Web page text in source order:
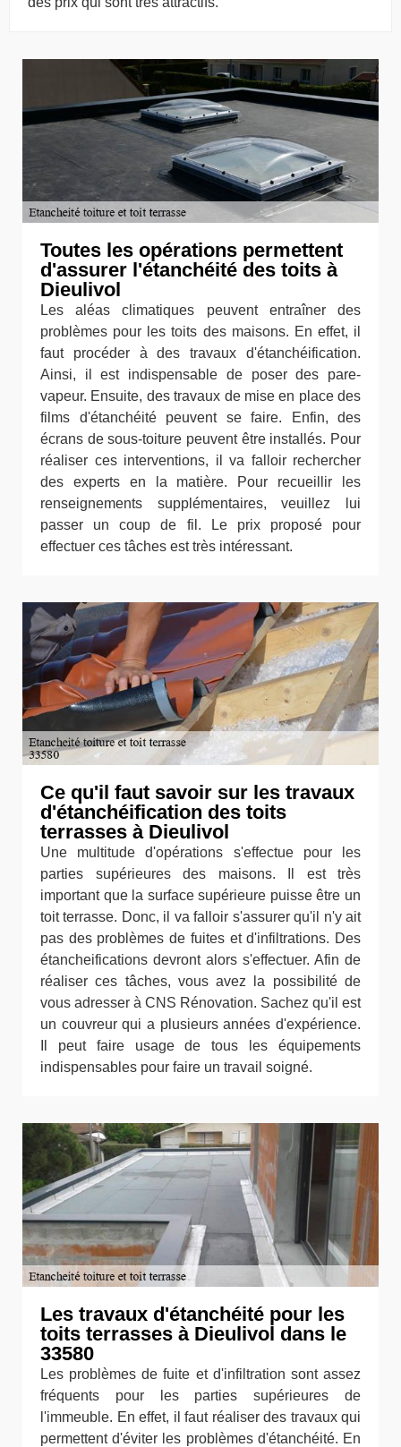
Toutes les opérations permettent
d'assurer l'étanchéité des toits à
Dieulivol
Les aléas climatiques peuvent entraîner des
problèmes pour les toits des maisons. En effet, il
faut procéder à des travaux d'étanchéification.
Ainsi, il est indispensable de poser des pare-
vapeur. Ensuite, des travaux de mise en place des
films d'étanchéité peuvent se faire. Enfin, des
écrans de sous-toiture peuvent être installés. Pour
réaliser ces interventions, il va falloir rechercher
des experts en la matière. Pour recueillir les
renseignements supplémentaires, veuillez lui
passer un coup de fil. Le prix proposé pour
effectuer ces tâches est très intéressant.
Ce qu'il faut savoir sur les travaux
d'étanchéification des toits
terrasses à Dieulivol
Une multitude d'opérations s'effectue pour les
parties supérieures des maisons. Il est très
important que la surface supérieure puisse être un
toit terrasse. Donc, il va falloir s'assurer qu'il n'y ait
pas des problèmes de fuites et d'infiltrations. Des
étancheifications devront alors s'effectuer. Afin de
réaliser ces tâches, vous avez la possibilité de
vous adresser à CNS Rénovation. Sachez qu'il est
un couvreur qui a plusieurs années d'expérience.
Il peut faire usage de tous les équipements
indispensables pour faire un travail soigné.
Les travaux d'étanchéité pour les
toits terrasses à Dieulivol dans le
33580
Les problèmes de fuite et d'infiltration sont assez
fréquents pour les parties supérieures de
l'immeuble. En effet, il faut réaliser des travaux qui
permettent d'éviter les problèmes d'étanchéité. En